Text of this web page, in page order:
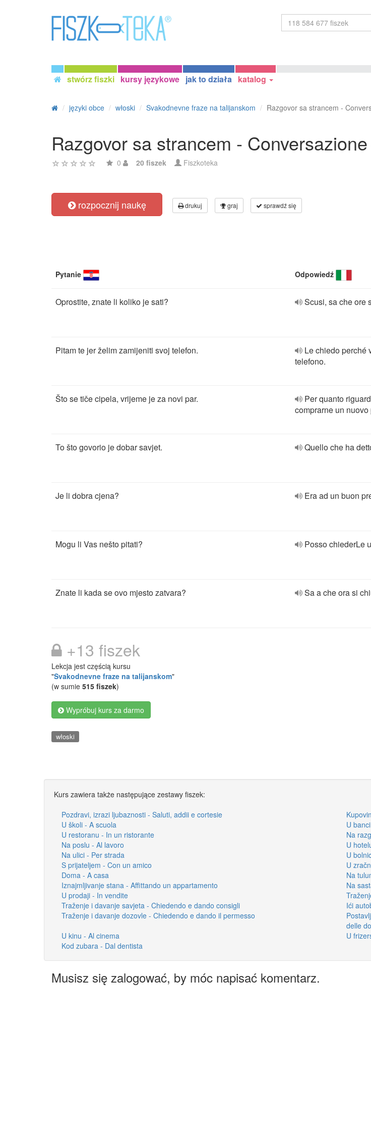
stwórz fiszki kursy językowe jak to działa katalog
języki obce włoski Svakodnevne fraze na talijanskom Razgovor sa strancem -
Razgovor sa strancem -
0 20 fiszek Fiszkoteka
rozpocznij naukę drukuj graj sprawdź się
Pytanie Odpowiedź
Oprostite, znate li koliko je sati? Scusi, sa che ore
Pitam te jer želim zamijeniti svoj telefon.
Le chiedo perché
telefono.
Što se tiče cipela, vrijeme je za novi par.
Per quanto
comprarne un nuovo
To što govorio je dobar savjet. Quello che ha
Je li dobra cjena? Era ad un buon
Mogu li Vas nešto pitati? Posso chiederLe
Znate li kada se ovo mjesto zatvara? Sa a che ora si
+13 fiszek
Lekcja jest częścią kursu
"Svakodnevne fraze na talijanskom"
(w sumie 515 fiszek)
Wypróbuj kurs za darmo
włoski
Kurs zawiera także następujące zestawy fiszek:
Pozdravi, izrazi ljubaznosti - Saluti, addii e cortesie
U školi - A scuola
U
U restoranu - In un ristorante
Na
Na poslu - Al lavoro
U
Na ulici - Per strada
U
S prijateljem - Con un amico
U
Doma - A casa
Na
Iznajmljivanje stana - Affittando un appartamento
Na
U prodaji - In vendite
Traženje i davanje savjeta - Chiedendo e dando consigli
Ići
Traženje i davanje dozovle - Chiedendo e dando il permesso
delle
U kinu - Al cinema
U
Kod zubara - Dal dentista
Musisz się zalogować, by móc napisać komentarz.